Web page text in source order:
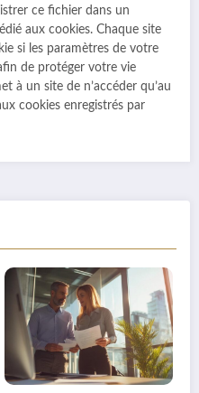
ce fichier dans un
aux cookies. Chaque site
si les paramètres de votre
de protéger votre vie
à un site de n’accéder qu’au
cookies enregistrés par